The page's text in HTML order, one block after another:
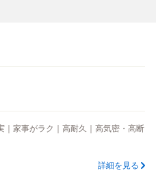
家事がラク｜高耐久｜高気密・高断
詳細を見る